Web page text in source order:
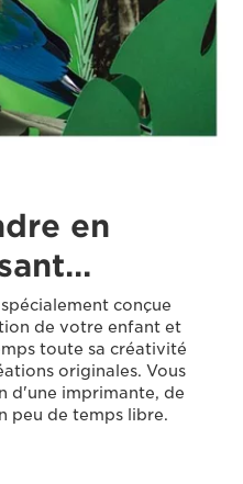
en
conçue
de votre enfant et
toute sa créativité
originales. Vous
d'une imprimante, de
peu de temps libre.